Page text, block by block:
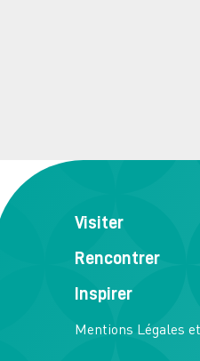
Visiter
Rencontrer
Inspirer
Mentions Légales